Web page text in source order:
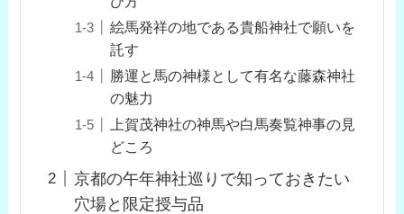
絵馬発祥の地である貴船神社で願いを
託す
勝運と馬の神様として有名な藤森神社
の魅力
上賀茂神社の神馬や白馬奏覧神事の見
どころ
京都の午年神社巡りで知っておきたい
穴場と限定授与品